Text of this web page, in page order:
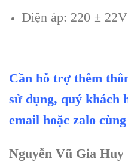
Điện áp: 220 ±
Cần hỗ trợ thêm
sử dụng, quý khách
email hoặc zalo
Nguyễn Vũ Gia Huy